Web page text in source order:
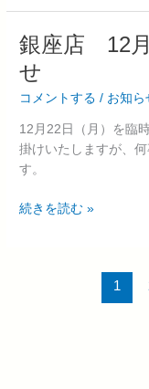
銀座店 12
せ
コメントする / お知ら
12月22日（月）を臨
掛けいたしますが、
す。
銀
座
店
12
22
日
臨
時
続きを読む »
1